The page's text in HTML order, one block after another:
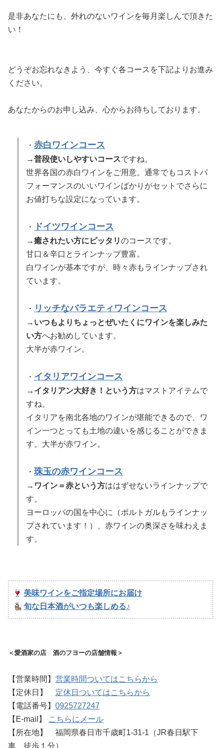
是非あなたにも、外れのないワインを毎月楽しんで頂きた
い！
どうぞお忘れなきよう、今すぐ各コースを下記よりお進み
ください。
あなたからのお申し込み、心からお待ちしております。
・ 赤白ワインコース
→普段使いしやすいコースですね。
世界各国の赤白ワインをご用意。通常でもコストパ
フォーマンスのいいワインばかりがセットでさらに
お値打ちな設定になっています。
・ ドイツワインコース
→癒されたい方にピッタリのコースです。
甘口＆辛口とラインナップ豊富。
白ワインが基本ですが、時々赤もラインナップされ
ています。
・ リッチなバラエティワインコース
→ いつもよりちょっとぜいたくにワインを楽しみた
い方へお勧めしています。
大半が赤ワイン。
・ イタリアワインコース
→ イタリアン大好き！という方はマストアイテムで
すね。
イタリアを南北各地のワインが堪能できるので、ワ
イン一つとっても土地の違いを感じることができま
す。大半が赤ワイン。
・ 珠玉の赤ワインコース
→ ワイン＝赤という方ははずせないラインナップで
す。
ヨーロッパの国を中心に（ポルトガルもラインナッ
プされています！）、赤ワインの奥深さを味わえま
す。
美味ワインをご指定場所にお届け
旬な日本酒がいつも楽しめる♪
＜愛酒家の店 酒のフヨーの店舗情報＞
【営業時間】 営業時間ついてはこちらから
【定休日】 定休日ついてはこちらから
【電話番号】 0925727247
【E-mail】
こちらにメール
【所在地】 福岡県春日市千歳町1-31-1（JR春日駅下
車 徒歩１分）